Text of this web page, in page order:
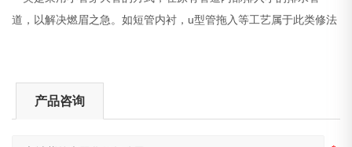
道，以解决燃眉之急。如短管内衬，u型管拖入等工艺属于此类修法
产品咨询